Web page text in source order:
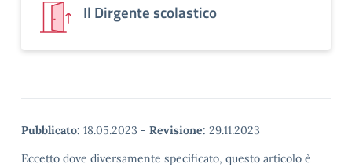
Il Dirgente scolastico
Pubblicato: 18.05.2023 - Revisione: 29.11.2023
Eccetto dove diversamente specificato, questo articolo è